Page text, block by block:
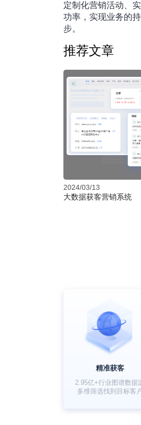
定制化营销活动、
功率，实现业务的
步。‍
推荐文章
2024/03/13
大数据获客营销系统
精准获客
2.95亿+行业图谱数据
多维筛选找到目标客